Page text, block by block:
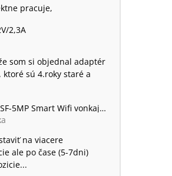
pracuje,
2,3A
je 5 z 5 hviezdičiek.
som si objednal adaptér
sú 4.roky staré a
Securia Pro N908SF-5MP Smart Wifi vonkajšia 360 Kamera Dome, plast
je 2 z 5 hviezdičiek.
na viacere
ale po čase (5-7dni)